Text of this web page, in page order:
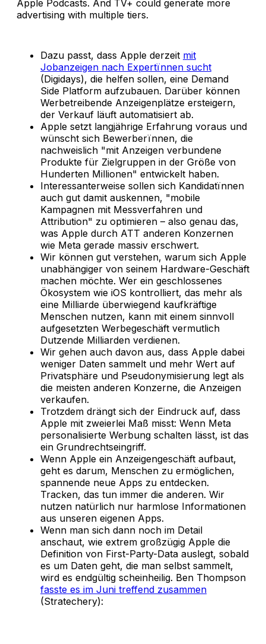
Apple Podcasts. And TV+ could generate more
advertising with multiple tiers.
Dazu passt, dass Apple derzeit mit
Jobanzeigen nach Expertïnnen sucht
(Digidays), die helfen sollen, eine Demand
Side Platform aufzubauen. Darüber können
Werbetreibende Anzeigenplätze ersteigern,
der Verkauf läuft automatisiert ab.
Apple setzt langjährige Erfahrung voraus und
wünscht sich Bewerberïnnen, die
nachweislich "mit Anzeigen verbundene
Produkte für Zielgruppen in der Größe von
Hunderten Millionen" entwickelt haben.
Interessanterweise sollen sich Kandidatïnnen
auch gut damit auskennen, "mobile
Kampagnen mit Messverfahren und
Attribution" zu optimieren – also genau das,
was Apple durch ATT anderen Konzernen
wie Meta gerade massiv erschwert.
Wir können gut verstehen, warum sich Apple
unabhängiger von seinem Hardware-Geschäft
machen möchte. Wer ein geschlossenes
Ökosystem wie iOS kontrolliert, das mehr als
eine Milliarde überwiegend kaufkräftige
Menschen nutzen, kann mit einem sinnvoll
aufgesetzten Werbegeschäft vermutlich
Dutzende Milliarden verdienen.
Wir gehen auch davon aus, dass Apple dabei
weniger Daten sammelt und mehr Wert auf
Privatsphäre und Pseudonymisierung legt als
die meisten anderen Konzerne, die Anzeigen
verkaufen.
Trotzdem drängt sich der Eindruck auf, dass
Apple mit zweierlei Maß misst: Wenn Meta
personalisierte Werbung schalten lässt, ist das
ein Grundrechtseingriff.
Wenn Apple ein Anzeigengeschäft aufbaut,
geht es darum, Menschen zu ermöglichen,
spannende neue Apps zu entdecken.
Tracken, das tun immer die anderen. Wir
nutzen natürlich nur harmlose Informationen
aus unseren eigenen Apps.
Wenn man sich dann noch im Detail
anschaut, wie extrem großzügig Apple die
Definition von First-Party-Data auslegt, sobald
es um Daten geht, die man selbst sammelt,
wird es endgültig scheinheilig. Ben Thompson
fasste es im Juni treffend zusammen
(Stratechery):